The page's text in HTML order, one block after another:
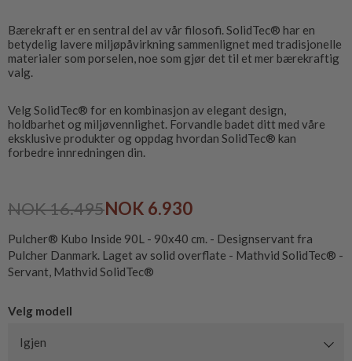
Bærekraft er en sentral del av vår filosofi. SolidTec® har en
betydelig lavere miljøpåvirkning sammenlignet med tradisjonelle
materialer som porselen, noe som gjør det til et mer bærekraftig
valg.
Velg SolidTec® for en kombinasjon av elegant design,
holdbarhet og miljøvennlighet. Forvandle badet ditt med våre
eksklusive produkter og oppdag hvordan SolidTec® kan
forbedre innredningen din.
NOK 16.495NOK 6.930
Pulcher® Kubo Inside 90L - 90x40 cm. - Designservant fra
Pulcher Danmark. Laget av solid overflate - Mathvid SolidTec® -
Servant, Mathvid SolidTec®
Velg modell
Igjen